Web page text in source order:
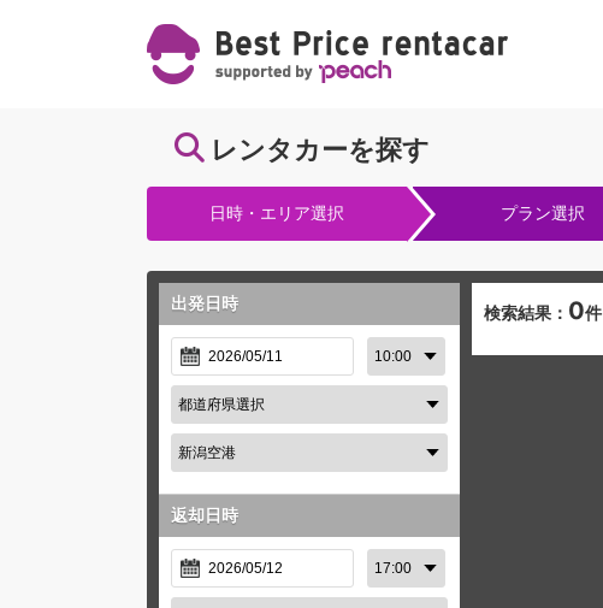
レンタカーを探す
日時・エリア選択 プラン選択
出発日時
返却日時
検索結果： 0件